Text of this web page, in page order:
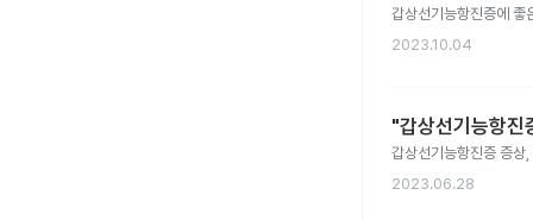
갑상선기능항진증에 좋
2023.10.04
"갑상선기능항진
갑상선기능항진증 증상
2023.06.28